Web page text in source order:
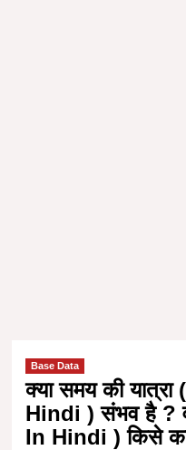
Base Data
क्या समय की
Hindi ) संभव है ?
In Hindi ) किसे